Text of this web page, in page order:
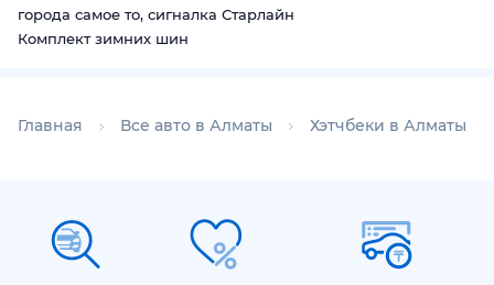
города самое то, сигналка Старлайн
Комплект зимних шин
Главная Все авто в Алматы Хэтчбеки в Алматы